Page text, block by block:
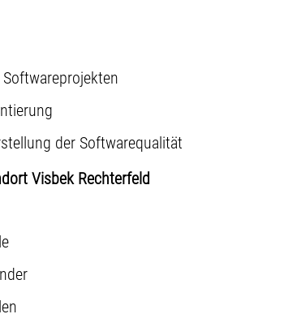
der Softwarequalität
Visbek Rechterfeld